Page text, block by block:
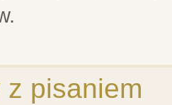
z pisaniem